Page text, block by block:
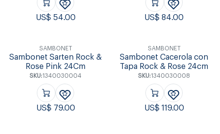
US$ 54.00 US$84.00
SAMBONET
Sambonet Sarten Rock &
Rose Pink 24Cm
SKU:1340030004
US$ 79.00
SAMBONET
Sambonet Cacerola con
Tapa Rock & Rose 24cm
SKU:1340030008
US$ 119.00